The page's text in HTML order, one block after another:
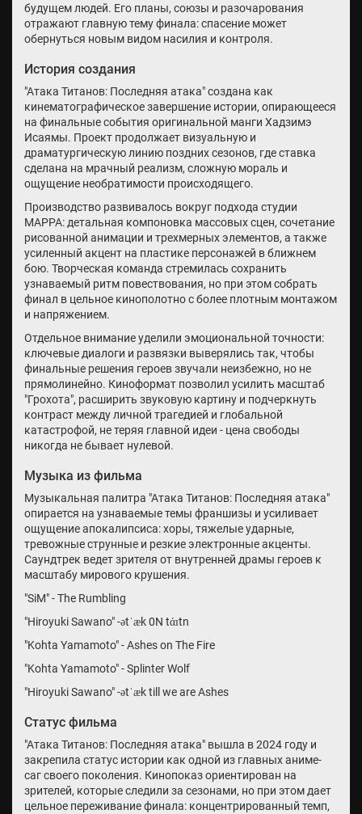
будущем людей. Его планы, союзы и разочарования
отражают главную тему финала: спасение может
обернуться новым видом насилия и контроля.
История создания
"Атака Титанов: Последняя атака" создана как
кинематографическое завершение истории, опирающееся
на финальные события оригинальной манги Хадзимэ
Исаямы. Проект продолжает визуальную и
драматургическую линию поздних сезонов, где ставка
сделана на мрачный реализм, сложную мораль и
ощущение необратимости происходящего.
Производство развивалось вокруг подхода студии
MAPPA: детальная компоновка массовых сцен, сочетание
рисованной анимации и трехмерных элементов, а также
усиленный акцент на пластике персонажей в ближнем
бою. Творческая команда стремилась сохранить
узнаваемый ритм повествования, но при этом собрать
финал в цельное кинополотно с более плотным монтажом
и напряжением.
Отдельное внимание уделили эмоциональной точности:
ключевые диалоги и развязки выверялись так, чтобы
финальные решения героев звучали неизбежно, но не
прямолинейно. Киноформат позволил усилить масштаб
"Грохота", расширить звуковую картину и подчеркнуть
контраст между личной трагедией и глобальной
катастрофой, не теряя главной идеи - цена свободы
никогда не бывает нулевой.
Музыка из фильма
Музыкальная палитра "Атака Титанов: Последняя атака"
опирается на узнаваемые темы франшизы и усиливает
ощущение апокалипсиса: хоры, тяжелые ударные,
тревожные струнные и резкие электронные акценты.
Саундтрек ведет зрителя от внутренней драмы героев к
масштабу мирового крушения.
"SiM" - The Rumbling
"Hiroyuki Sawano" -ətˈæk 0N tάɪtn
"Kohta Yamamoto" - Ashes on The Fire
"Kohta Yamamoto" - Splinter Wolf
"Hiroyuki Sawano" -ətˈæk till we are Ashes
Статус фильма
"Атака Титанов: Последняя атака" вышла в 2024 году и
закрепила статус истории как одной из главных аниме-
саг своего поколения. Кинопоказ ориентирован на
зрителей, которые следили за сезонами, но при этом дает
цельное переживание финала: концентрированный темп,